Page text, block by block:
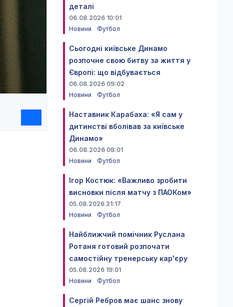
деталі
06.08.2026 10:01
Новини
Футбол
Сьогодні київське Динамо
розпочне свою битву за життя у
Європі: що відбувається
06.08.2026 09:02
Новини
Футбол
Наставник Карабаха: «Я сам у
дитинстві вболівав за київське
Динамо»
06.08.2026 08:01
Новини
Футбол
Ігор Костюк: «Важливо зробити
висновки після матчу з ПАОКом»
05.08.2026 21:17
Новини
Футбол
Найближчий помічник Руслана
Ротаня готовий розпочати
самостійну тренерську кар'єру
05.08.2026 19:01
Новини
Футбол
Сергій Ребров має шанс знову